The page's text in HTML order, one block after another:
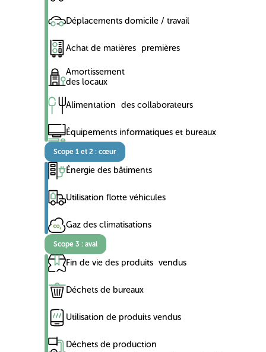
Déplacements domicile / travail
Achat de matières premières
Amortissement
des locaux
Alimentation des collaborateurs
Équipements informatiques et bureaux
Scope 1 et 2 : cœur
Énergie des bâtiments
Utilisation flotte véhicules
Gaz des climatisations
Scope 3 : aval
Fin de vie des produits vendus
Déchets de bureaux
Utilisation de produits vendus
Déchets de production